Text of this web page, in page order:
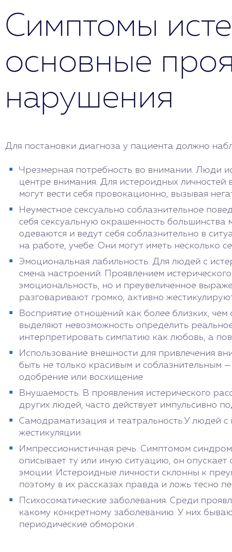
Симптомы
основные
нарушения
Для постановки диагноза у пациента должно
Чрезмерная потребность во внимании. Люди
центре внимания. Для истероидных
могут вести себя провокационно, вызывая
Неуместное сексуально соблазнительное
себя сексуальную окрашенность большинства
одеваются и ведут себя соблазнительно в
на работе, учебе. Они могут иметь несколько
Эмоциональная лабильность. Для людей с
смена настроений. Проявлением
эмоциональность, но и преувеличенное
разговаривают громко, активно
Восприятие отношений как более близких,
выделяют невозможность определить
интерпретировать симпатию как любовь, а
Использование внешности для привлечения
быть не только красивым и соблазнительным
одобрение или восхищение
Внушаемость. В проявления истерического
других людей, часто действует импульсивно
Самодраматизация и театральность.У людей
жестикуляции.
Импрессионистичная речь. Симптомом
описывает ту или иную ситуацию, он
эмоции. Истероидные личности склонны к
поэтому в их рассказах правда и ложь тесно
Психосоматические заболевания. Среди
какому конкретному заболеванию. У них
периодические обмороки .